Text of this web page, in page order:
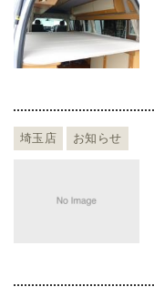
埼玉店 お知らせ